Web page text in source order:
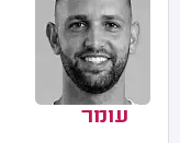
עומר